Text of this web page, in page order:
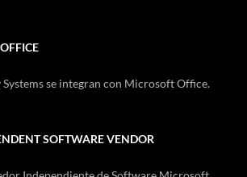
Systems se integran con Microsoft Office.
SOFTWARE VENDOR